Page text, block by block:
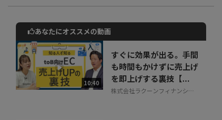
動画でご紹介しているサービスについて
お気軽にご相談・ご質問いただけます！
30秒でお申し込み可能
相談を希望する 無料
あなたにオススメの動画
10:40
すぐに効果が出る。手間
も時間もかけずに売上げ
を即上げする裏技【...
株式会社ラクーンフィナンシャ